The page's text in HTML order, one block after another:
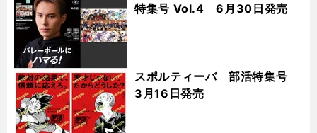
特集号 Vol.4 6月30日発売
スポルティーバ 部活特集号
3月16日発売